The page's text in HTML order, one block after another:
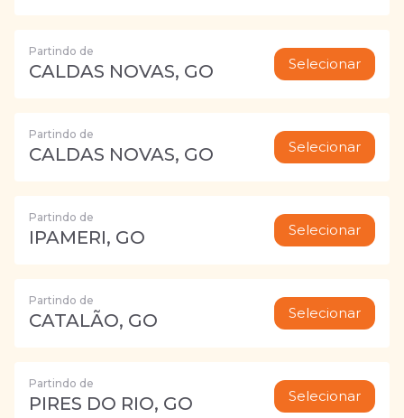
Partindo de
CALDAS NOVAS, GO Selecionar
Partindo de
CALDAS NOVAS, GO Selecionar
Partindo de
IPAMERI, GO Selecionar
Partindo de
CATALÃO, GO Selecionar
Partindo de
PIRES DO RIO, GO Selecionar